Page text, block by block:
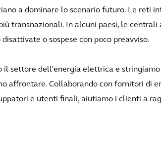
a dominare lo scenario futuro. Le reti
transnazionali. In alcuni paesi, le
o sospese con poco preavviso.
il settore dell'energia elettrica e
affrontare. Collaborando con fornitori di
e utenti finali, aiutiamo i clienti a